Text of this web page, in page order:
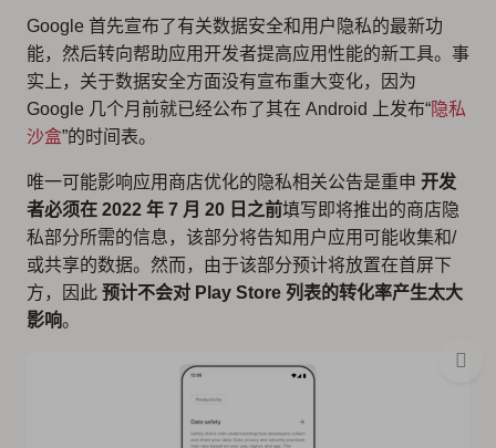
Google 首先宣布了有关数据安全和用户隐私的最新功
能，然后转向帮助应用开发者提高应用性能的新工具。事
实上，关于数据安全方面没有宣布重大变化，因为
Google 几个月前就已经公布了其在 Android 上发布“隐私
沙盒”的时间表。
唯一可能影响应用商店优化的隐私相关公告是重申 开发
者必须在 2022 年 7 月 20 日之前填写即将推出的商店隐
私部分所需的信息，该部分将告知用户应用可能收集和/
或共享的数据。然而，由于该部分预计将放置在首屏下
方，因此 预计不会对 Play Store 列表的转化率产生太大
影响。